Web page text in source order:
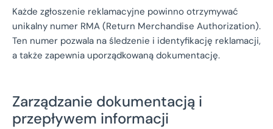
Każde zgłoszenie reklamacyjne powinno otrzymywać
unikalny numer RMA (Return Merchandise Authorization).
Ten numer pozwala na śledzenie i identyfikację reklamacji,
a także zapewnia uporządkowaną dokumentację.
Zarządzanie dokumentacją i
przepływem informacji